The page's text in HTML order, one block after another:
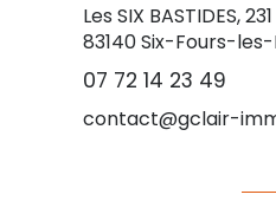
Les SIX BASTIDES,
83140Six-Fours-
07 72 14 23 49
contact@gclair-